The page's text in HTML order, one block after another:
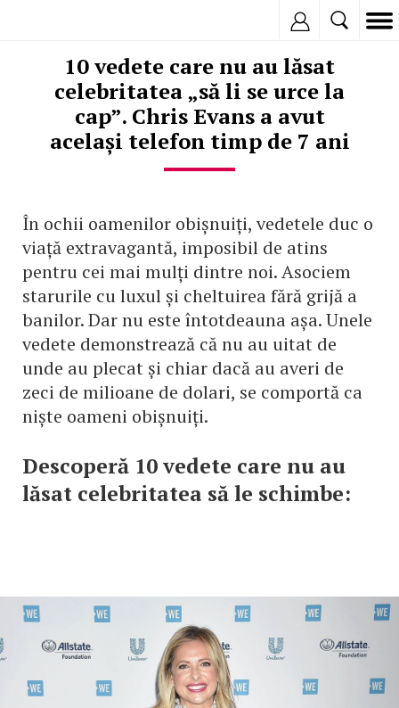
10 vedete care nu au lăsat
celebritatea „să li se urce la
cap”. Chris Evans a avut
același telefon timp de 7 ani
În ochii oamenilor obișnuiți, vedetele duc o
viață extravagantă, imposibil de atins
pentru cei mai mulți dintre noi. Asociem
starurile cu luxul și cheltuirea fără grijă a
banilor. Dar nu este întotdeauna așa. Unele
vedete demonstrează că nu au uitat de
unde au plecat și chiar dacă au averi de
zeci de milioane de dolari, se comportă ca
niște oameni obișnuiți.
Descoperă 10 vedete care nu au
lăsat celebritatea să le schimbe: